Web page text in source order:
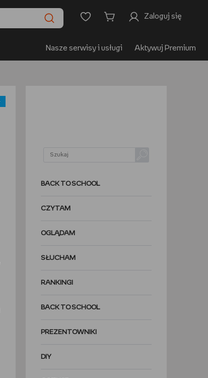
Zaloguj się
Nasze serwisy i usługi Aktywuj Premium
BACK TO SCHOOL
CZYTAM
OGLĄDAM
SŁUCHAM
RANKINGI
BACK TO SCHOOL
PREZENTOWNIKI
DIY